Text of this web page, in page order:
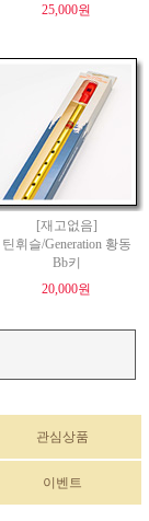
25,000원
[재고없음]
틴휘슬/Generation 황동
Bb키
20,000원
관심상품
이벤트